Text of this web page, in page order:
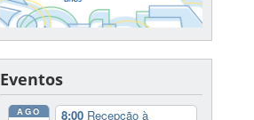
Eventos
AGO 8:00 Recepção à